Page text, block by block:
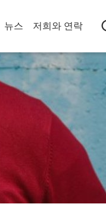
뉴스 저희와 연락